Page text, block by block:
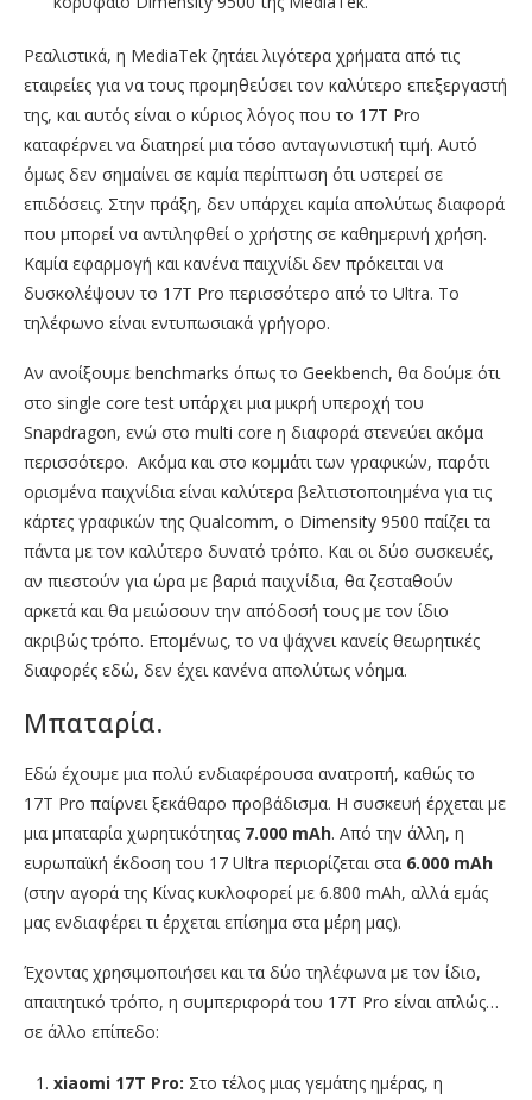
Ρεαλιστικά, η MediaTek ζητάει λιγότερα χρήματα από τις
εταιρείες για να τους προμηθεύσει τον καλύτερο επεξεργαστή
της, και αυτός είναι ο κύριος λόγος που το 17T Pro
καταφέρνει να διατηρεί μια τόσο ανταγωνιστική τιμή. Αυτό
όμως δεν σημαίνει σε καμία περίπτωση ότι υστερεί σε
επιδόσεις. Στην πράξη, δεν υπάρχει καμία απολύτως διαφορά
που μπορεί να αντιληφθεί ο χρήστης σε καθημερινή χρήση.
Καμία εφαρμογή και κανένα παιχνίδι δεν πρόκειται να
δυσκολέψουν το 17T Pro περισσότερο από το Ultra. Το
τηλέφωνο είναι εντυπωσιακά γρήγορο.
Αν ανοίξουμε benchmarks όπως το Geekbench, θα δούμε ότι
στο single core test υπάρχει μια μικρή υπεροχή του
Snapdragon, ενώ στο multi core η διαφορά στενεύει ακόμα
περισσότερο. Ακόμα και στο κομμάτι των γραφικών, παρότι
ορισμένα παιχνίδια είναι καλύτερα βελτιστοποιημένα για τις
κάρτες γραφικών της Qualcomm, ο Dimensity 9500 παίζει τα
πάντα με τον καλύτερο δυνατό τρόπο. Και οι δύο συσκευές,
αν πιεστούν για ώρα με βαριά παιχνίδια, θα ζεσταθούν
αρκετά και θα μειώσουν την απόδοσή τους με τον ίδιο
ακριβώς τρόπο. Επομένως, το να ψάχνει κανείς θεωρητικές
διαφορές εδώ, δεν έχει κανένα απολύτως νόημα.
Μπαταρία.
Εδώ έχουμε μια πολύ ενδιαφέρουσα ανατροπή, καθώς το
17T Pro παίρνει ξεκάθαρο προβάδισμα. Η συσκευή έρχεται με
μια μπαταρία χωρητικότητας 7.000 mAh. Από την άλλη, η
ευρωπαϊκή έκδοση του 17 Ultra περιορίζεται στα 6.000 mAh
(στην αγορά της Κίνας κυκλοφορεί με 6.800 mAh, αλλά εμάς
μας ενδιαφέρει τι έρχεται επίσημα στα μέρη μας).
Έχοντας χρησιμοποιήσει και τα δύο τηλέφωνα με τον ίδιο,
απαιτητικό τρόπο, η συμπεριφορά του 17T Pro είναι απλώς…
σε άλλο επίπεδο:
xiaomi 17T Pro: Στο τέλος μιας γεμάτης ημέρας, η